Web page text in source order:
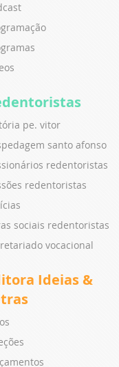
pe. vitor
santo afonso
redentoristas
redentoristas
sociais redentoristas
vocacional
Ideias &